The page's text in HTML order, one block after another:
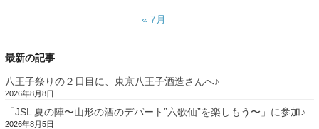
« 7月
最新の記事
八王子祭りの２日目に、東京八王子酒造さんへ♪
2026年8月8日
「JSL 夏の陣〜山形の酒のデパート”六歌仙”を楽しもう〜」に参加♪
2026年8月5日